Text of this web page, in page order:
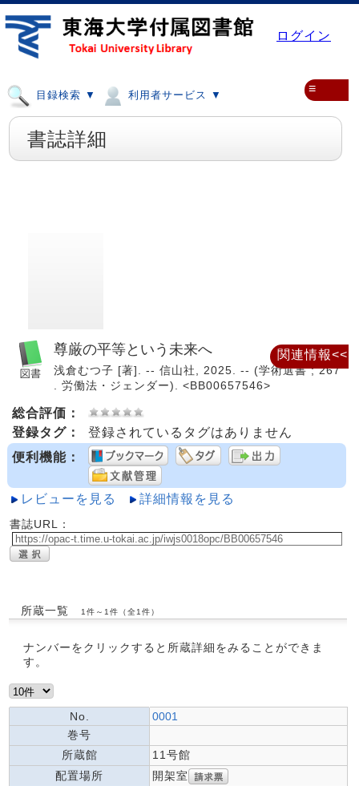
ログイン
目録検索 ▼ 利用者サービス ▼ ≡
書誌詳細
尊厳の平等という未来へ
浅倉むつ子 [著]. -- 信山社, 2025. -- (学術選書 ; 267
. 労働法・ジェンダー). <BB00657546>
総合評価：
登録タグ：
登録されているタグはありません
便利機能：
レビューを見る 詳細情報を見る
書誌URL：
所蔵一覧 1件～1件（全1件）
ナンバーをクリックすると所蔵詳細をみることができま
す。
No.
0001
巻号
所蔵館
11号館
配置場所
開架室
関連情報<<